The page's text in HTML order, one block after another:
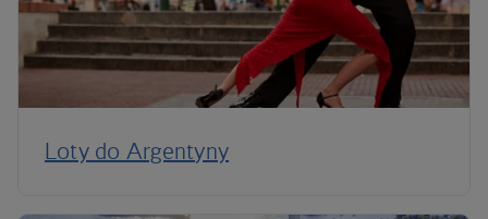
Loty do Argentyny